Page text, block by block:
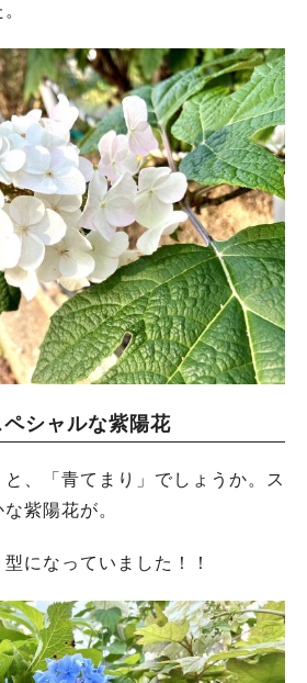
シャルな紫陽花
、「青てまり」でしょうか。ス
紫陽花が。
になっていました！！